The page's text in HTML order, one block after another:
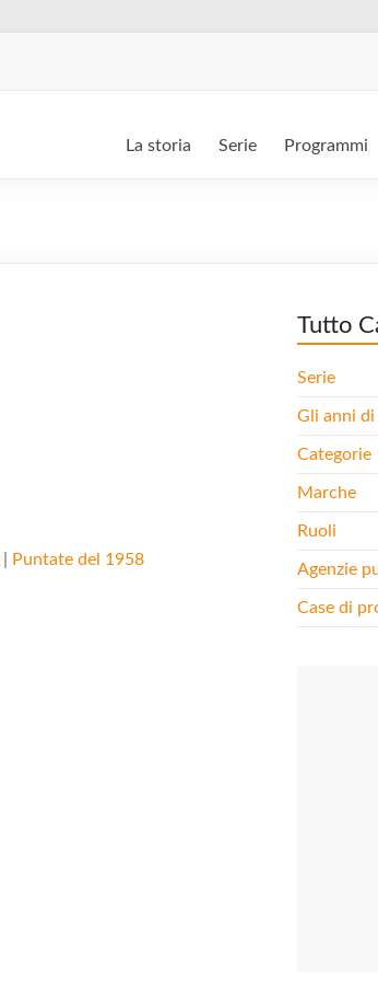
La storia Serie Programmi
Puntate del 1958
Tutto
Serie
Gli anni
Categorie
Marche
Ruoli
Agenzie
Case di